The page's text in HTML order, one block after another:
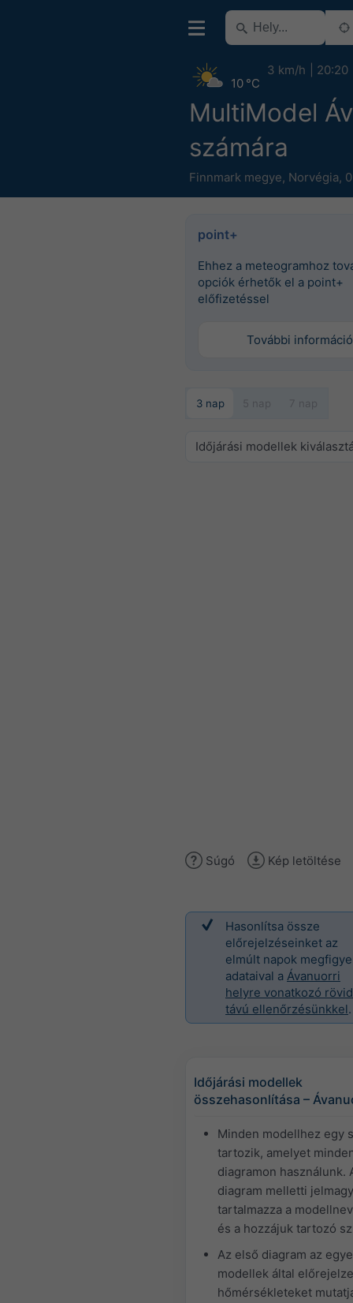
MultiModel
számára
Finnmark megye, Norvégia,
10 °C
3 km/h 20:20
point+
Ehhez a meteogramhoz
opciók érhetők el a point+
előfizetéssel
További információ
3 nap 5 nap 7 nap
Időjárási modellek
Súgó Kép letöltése
Hasonlítsa össze
előrejelzéseinket az
elmúlt napok
adataival a Ávanuorri
helyre vonatkozó rövid
távú ellenőrzésünkkel.
Időjárási modellek
összehasonlítása –
Minden modellhez egy
tartozik, amelyet
diagramon használunk.
diagram melletti
tartalmazza a
és a hozzájuk tartozó
Az első diagram az
modellek által
hőmérsékleteket